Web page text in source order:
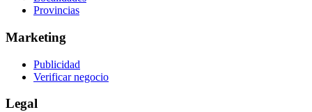
Provincias
Marketing
Publicidad
Verificar negocio
Legal